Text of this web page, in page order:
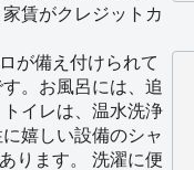
賃がクレジットカ
が備え付けられて
。お風呂には、追
イレは、温水洗浄
嬉しい設備のシャ
ります。 洗濯に便